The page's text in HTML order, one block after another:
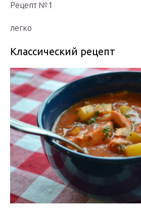
Рецепт №1
легко
Классический рецепт